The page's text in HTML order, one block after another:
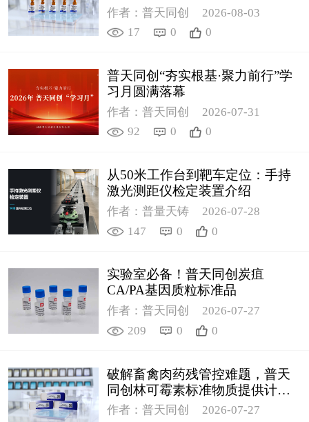
作者：普天同创
2026-08-03
17
0 0
普天同创“夯实根基·聚力前行”学
习月圆满落幕
作者：普天同创
2026-07-31
92
0 0
从50米工作台到靶车定位：手持
激光测距仪检定装置介绍
作者：普量天铸
2026-07-28
147
0 0
实验室必备！普天同创炭疽
CA/PA基因质粒标准品
作者：普天同创
2026-07-27
209
0 0
破解畜禽肉药残管控难题，普天
同创林可霉素标准物质提供计量
支撑
作者：普天同创
2026-07-27